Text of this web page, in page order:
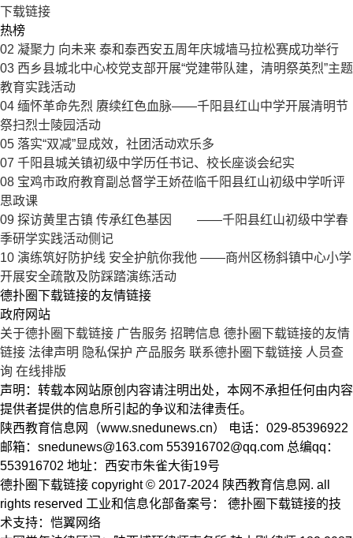
下载链接
热榜
02 凝聚力 向未来 泰和泰西安五周年庆城墙马拉松赛成功举行
03 西乡县城北中心校党支部开展“党建带队建，清明祭英烈”主题
教育实践活动
04 缅怀革命先烈 赓续红色血脉——千阳县红山中学开展清明节
祭扫烈士陵园活动
05 落实“双减”显成效，社团活动欢乐多
07 千阳县城关镇初级中学历任书记、校长座谈会纪实
08 宝鸡市政府教育副总督学王娇莅临千阳县红山初级中学听评
思政课
09 探访黄里古镇 传承红色基因 ——千阳县红山初级中学春
季研学实践活动侧记
10 演练筑好防护线 安全护航你我他 ——商州区杨斜镇中心小学
开展安全疏散及防踩踏演练活动
德扑圈下载链接的友情链接
政府网站
关于德扑圈下载链接 广告服务 招聘信息 德扑圈下载链接的友情
链接 法律声明 隐私保护 产品服务 联系德扑圈下载链接 人员查
询 在线排版
声明：转载本网站原创内容请注明出处，本网不承担任何由内容
提供者提供的信息所引起的争议和法律责任。
陕西教育信息网（www.snedunews.cn） 电话：029-85396922
邮箱： snedunews@163.com 553916702@qq.com 总编qq：
553916702 地址：西安市朱雀大街19号
德扑圈下载链接 copyright © 2017-2024 陕西教育信息网. all
rights reserved 工业和信息化部备案号： 德扑圈下载链接的技
术支持：恺翼网络